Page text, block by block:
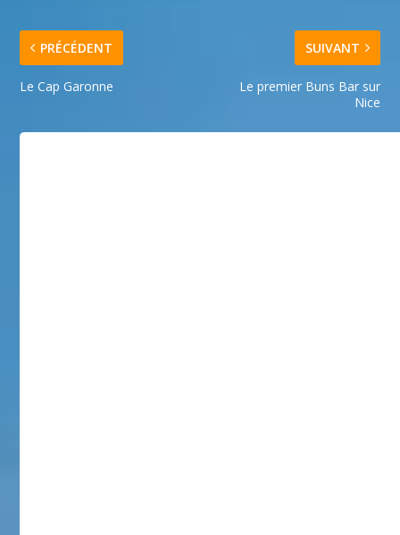
PRÉCÉDENT
Le Cap Garonne
SUIVANT
Le premier Buns Bar sur
Nice